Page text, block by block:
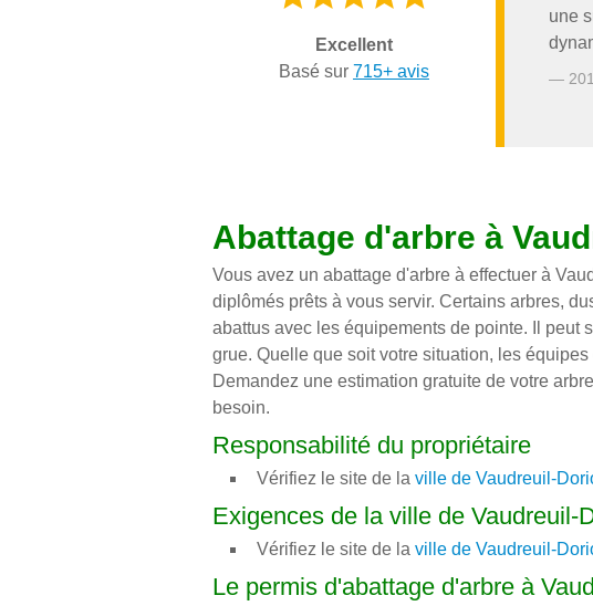
Excellent
Basé sur 715+ avis
une
—
Abattage d'arbre à
Vous avez un abattage d'arbre à effectuer à
diplômés prêts à vous servir. Certains arbres,
abattus avec les équipements de pointe. Il
grue. Quelle que soit votre situation, les
Demandez une estimation gratuite de votre
besoin.
Responsabilité du propriétaire
Vérifiez le site de la ville de Vaudreuil-
Exigences de la ville de Vaudreuil-
Vérifiez le site de la ville de Vaudreuil-
Le permis d'abattage d'arbre à